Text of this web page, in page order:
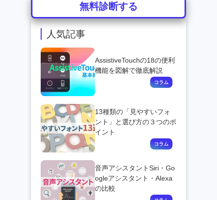
人気記事
AssistiveTouchの18の便利
機能を図解で徹底解説
13種類の「見やすいフォ
ント」と選び方の３つのポ
イント
音声アシスタントSiri・Go
ogleアシスタント・Alexa
の比較
無料診断する